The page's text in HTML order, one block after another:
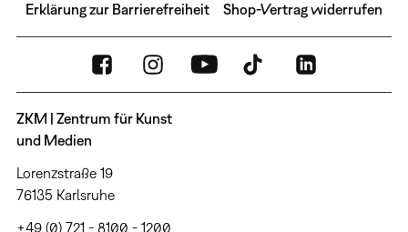
Erklärung zur Barrierefreiheit Shop-Vertrag widerrufen
ZKM | Zentrum für Kunst
und Medien
Lorenzstraße 19
76135 Karlsruhe
+49 (0) 721 - 8100 - 1200